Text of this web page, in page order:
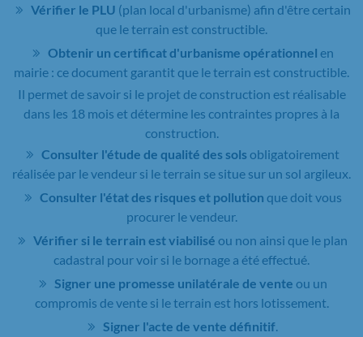
Vérifier le PLU (plan local d'urbanisme) afin d'être certain
que le terrain est constructible.
Obtenir un certificat d'urbanisme opérationnel en
mairie : ce document garantit que le terrain est constructible.
Il permet de savoir si le projet de construction est réalisable
dans les 18 mois et détermine les contraintes propres à la
construction.
Consulter l'étude de qualité des sols obligatoirement
réalisée par le vendeur si le terrain se situe sur un sol argileux.
Consulter l'état des risques et pollution que doit vous
procurer le vendeur.
Vérifier si le terrain est viabilisé ou non ainsi que le plan
cadastral pour voir si le bornage a été effectué.
Signer une promesse unilatérale de vente ou un
compromis de vente si le terrain est hors lotissement.
Signer l'acte de vente définitif